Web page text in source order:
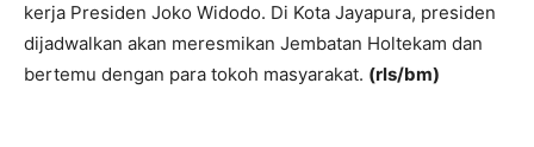
kerja Presiden Joko Widodo. Di Kota Jayapura, presiden
dijadwalkan akan meresmikan Jembatan Holtekam dan
bertemu dengan para tokoh masyarakat. (rls/bm)